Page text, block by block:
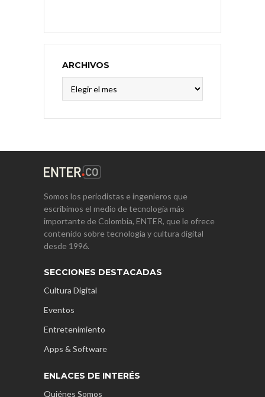
ARCHIVOS
Somos los periodistas e ingenieros que
escribimos el medio de tecnología más
importante de Colombia, ENTER, que le ofrece
contenido sobre tecnología y cultura digital
desde 1996.
SECCIONES DESTACADAS
Cultura Digital
Eventos
Entretenimiento
Apps & Software
ENLACES DE INTERÉS
Quiénes Somos